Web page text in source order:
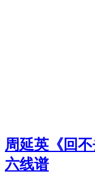
周延英《回
六线谱